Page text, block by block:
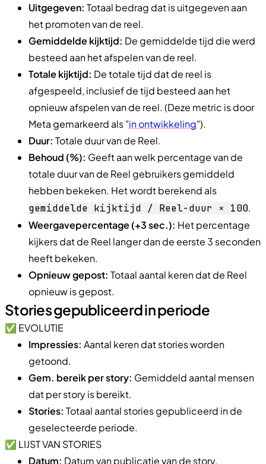
Uitgegeven: Totaal bedrag dat is uitgegeven aan
het promoten van de reel.
Gemiddelde kijktijd: De gemiddelde tijd die werd
besteed aan het afspelen van de reel.
Totale kijktijd: De totale tijd dat de reel is
afgespeeld, inclusief de tijd besteed aan het
opnieuw afspelen van de reel. (Deze metric is door
Meta gemarkeerd als "in ontwikkeling").
Duur: Totale duur van de Reel.
Behoud (%): Geeft aan welk percentage van de
totale duur van de Reel gebruikers gemiddeld
hebben bekeken. Het wordt berekend als
gemiddelde kijktijd / Reel-duur × 100.
Weergavepercentage (+3 sec.): Het percentage
kijkers dat de Reel langer dan de eerste 3 seconden
heeft bekeken.
Opnieuw gepost: Totaal aantal keren dat de Reel
opnieuw is gepost.
Stories gepubliceerd in periode
✅ EVOLUTIE
Impressies: Aantal keren dat stories worden
getoond.
Gem. bereik per story: Gemiddeld aantal mensen
dat per story is bereikt.
Stories: Totaal aantal stories gepubliceerd in de
geselecteerde periode.
✅ LIJST VAN STORIES
Datum: Datum van publicatie van de story.